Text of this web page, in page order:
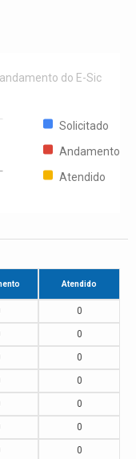
do E-Sic
Solicitado
Andamento
Atendido
Atendido
0
0
0
0
0
0
0